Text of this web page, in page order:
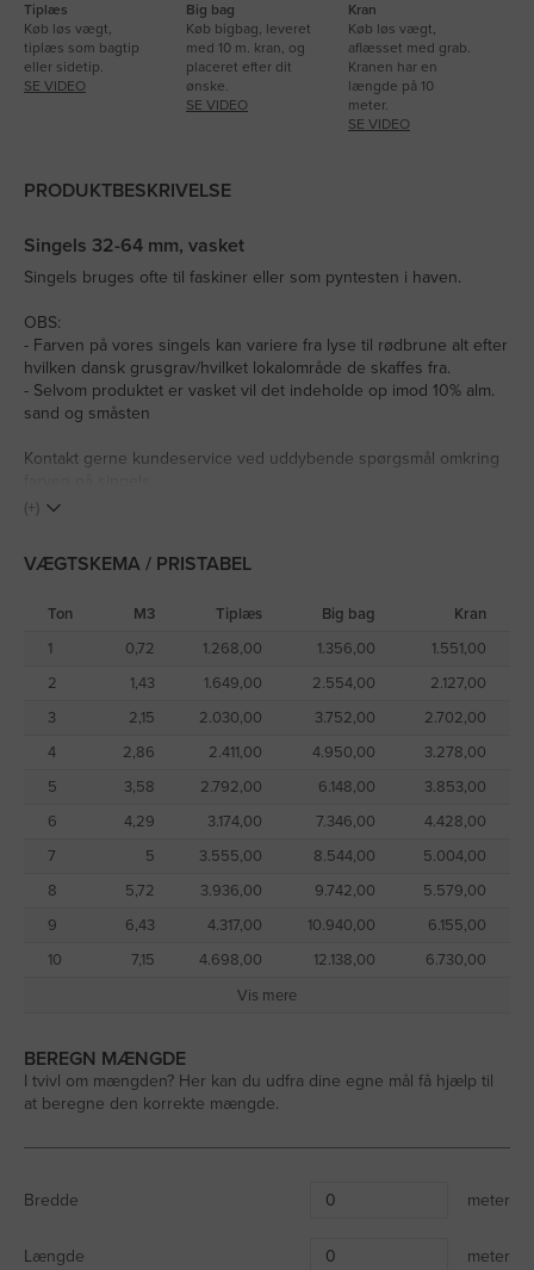
Tiplæs
Køb løs vægt,
tiplæs som bagtip
eller sidetip.
SE VIDEO
Big bag
Køb bigbag, leveret
med 10 m. kran, og
placeret efter dit
ønske.
SE VIDEO
Kran
Køb løs vægt,
aflæsset med grab.
Kranen har en
længde på 10
meter.
SE VIDEO
PRODUKTBESKRIVELSE
Singels 32-64 mm, vasket
Singels bruges ofte til faskiner eller som pyntesten i haven.
OBS:
- Farven på vores singels kan variere fra lyse til rødbrune alt efter
hvilken dansk grusgrav/hvilket lokalområde de skaffes fra.
- Selvom produktet er vasket vil det indeholde op imod 10% alm.
sand og småsten
Kontakt gerne kundeservice ved uddybende spørgsmål omkring
(+)
VÆGTSKEMA / PRISTABEL
Ton M3 Tiplæs Big bag
Kran
1
0,72 1.268,00 1.356,00
1.551,00
2
1,43 1.649,00 2.554,00
2.127,00
3
2,15 2.030,00 3.752,00
2.702,00
4
2,86 2.411,00 4.950,00
3.278,00
5
3,58 2.792,00 6.148,00
3.853,00
6
4,29 3.174,00 7.346,00
4.428,00
7
5 3.555,00 8.544,00
5.004,00
8
5,72 3.936,00 9.742,00
5.579,00
9
6,43 4.317,00 10.940,00
6.155,00
10
7,15 4.698,00 12.138,00
6.730,00
Vis mere
BEREGN MÆNGDE
I tvivl om mængden? Her kan du udfra dine egne mål få hjælp til
at beregne den korrekte mængde.
Bredde meter
Længde meter